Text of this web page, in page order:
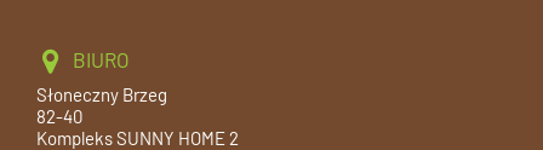
BIURO
Słoneczny Brzeg
82-40
Kompleks SUNNY HOME 2